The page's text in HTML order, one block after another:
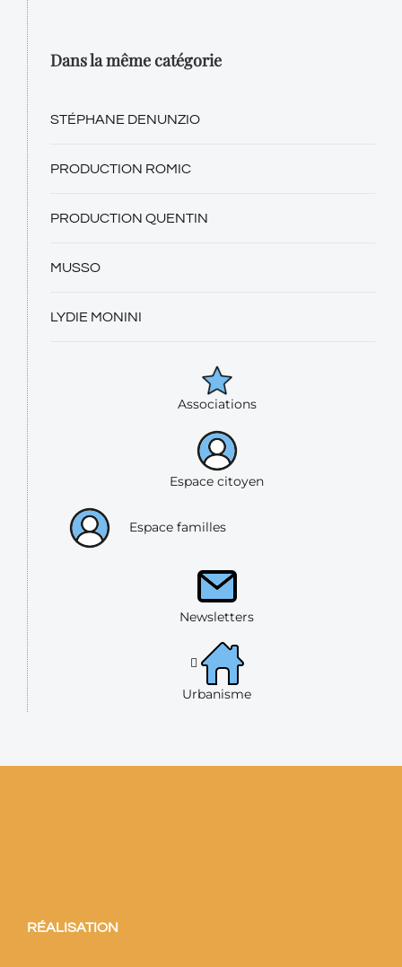
Dans la même catégorie
STÉPHANE DENUNZIO
PRODUCTION ROMIC
PRODUCTION QUENTIN
MUSSO
LYDIE MONINI
Associations
Espace citoyen
Espace familles
Newsletters
Urbanisme
RÉALISATION